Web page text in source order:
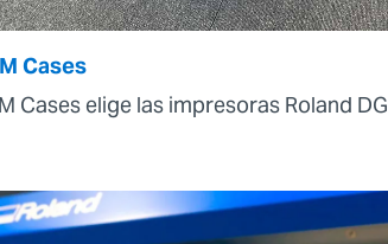
Cases
Cases elige las impresoras Roland DG